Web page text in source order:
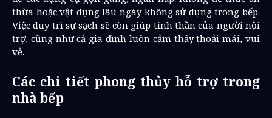
thừa hoặc vật dụng lâu ngày không sử dụng trong bếp.
Việc duy trì sự sạch sẽ còn giúp tinh thần của người nội
trợ, cũng như cả gia đình luôn cảm thấy thoải mái, vui
vẻ.
Các chi tiết phong thủy hỗ trợ trong
nhà bếp